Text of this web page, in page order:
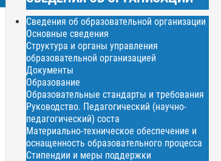
Сведения об образовательной организации
Основные сведения
Структура и органы управления
образовательной организацией
Документы
Образование
Образовательные стандарты и требования
Руководство. Педагогический (научно-
педагогический) соста
Материально-техническое обеспечение и
оснащенность образовательного процесса
Стипендии и меры поддержки